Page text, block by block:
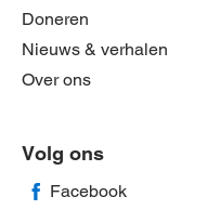
Doneren
Nieuws & verhalen
Over ons
Volg ons
Facebook